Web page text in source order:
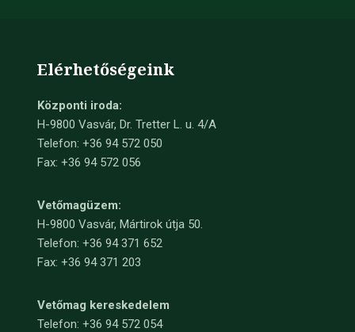
Elérhetőségeink
Központi iroda:
H-9800 Vasvár, Dr. Tretter L. u. 4/A
Telefon: +36 94 572 050
Fax: +36 94 572 056
Vetőmagüzem:
H-9800 Vasvár, Mártirok útja 50.
Telefon: +36 94 371 652
Fax: +36 94 371 203
Vetőmag kereskedelem
Telefon: +36 94 572 054